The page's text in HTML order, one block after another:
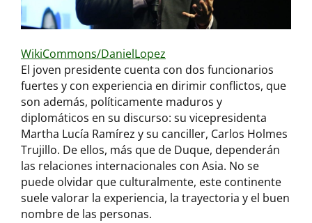
WikiCommons/DanielLopez
El joven presidente cuenta con dos funcionarios
fuertes y con experiencia en dirimir conflictos, que
son además, políticamente maduros y
diplomáticos en su discurso: su vicepresidenta
Martha Lucía Ramírez y su canciller, Carlos Holmes
Trujillo. De ellos, más que de Duque, dependerán
las relaciones internacionales con Asia. No se
puede olvidar que culturalmente, este continente
suele valorar la experiencia, la trayectoria y el buen
nombre de las personas.